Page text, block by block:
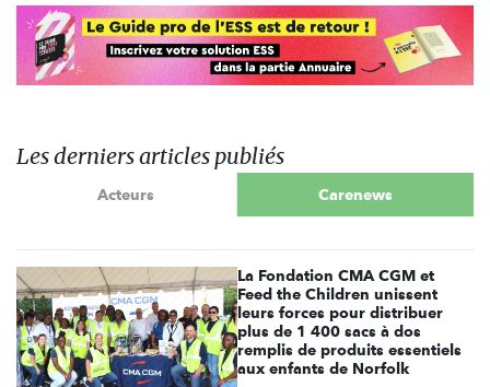
Les derniers articles publiés
Acteurs Carenews
La Fondation CMA CGM et
Feed the Children unissent
leurs forces pour distribuer
plus de 1 400 sacs à dos
remplis de produits essentiels
aux enfants de Norfolk